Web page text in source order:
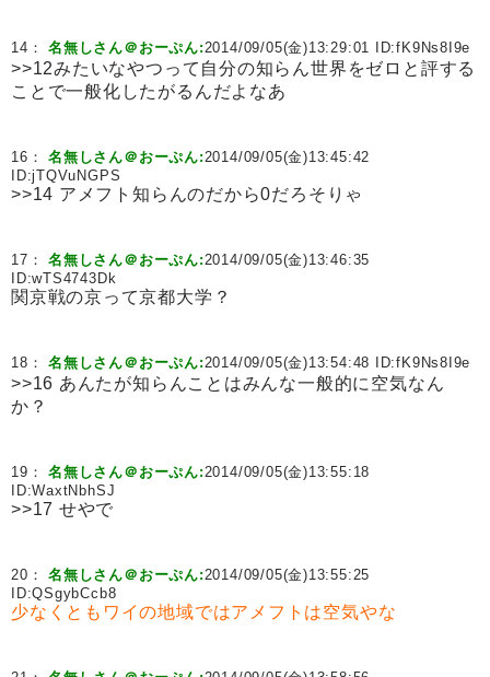
14：名無しさん＠おーぷん:2014/09/05(金)13:29:01 ID:fK9Ns8I9e
>>12みたいなやつって自分の知らん世界をゼロと評する
ことで一般化したがるんだよなあ
16：名無しさん＠おーぷん:2014/09/05(金)13:45:42
ID:jTQVuNGPS
>>14 アメフト知らんのだから0だろそりゃ
17：名無しさん＠おーぷん:2014/09/05(金)13:46:35
ID:wTS4743Dk
関京戦の京って京都大学？
18：名無しさん＠おーぷん:2014/09/05(金)13:54:48 ID:fK9Ns8I9e
>>16 あんたが知らんことはみんな一般的に空気なん
か？
19：名無しさん＠おーぷん:2014/09/05(金)13:55:18
ID:WaxtNbhSJ
>>17 せやで
20：名無しさん＠おーぷん:2014/09/05(金)13:55:25
ID:QSgybCcb8
少なくともワイの地域ではアメフトは空気やな